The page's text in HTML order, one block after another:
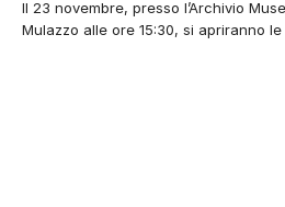
Il 23 novembre, presso l’Archivio
Mulazzo alle ore 15:30, si apriranno